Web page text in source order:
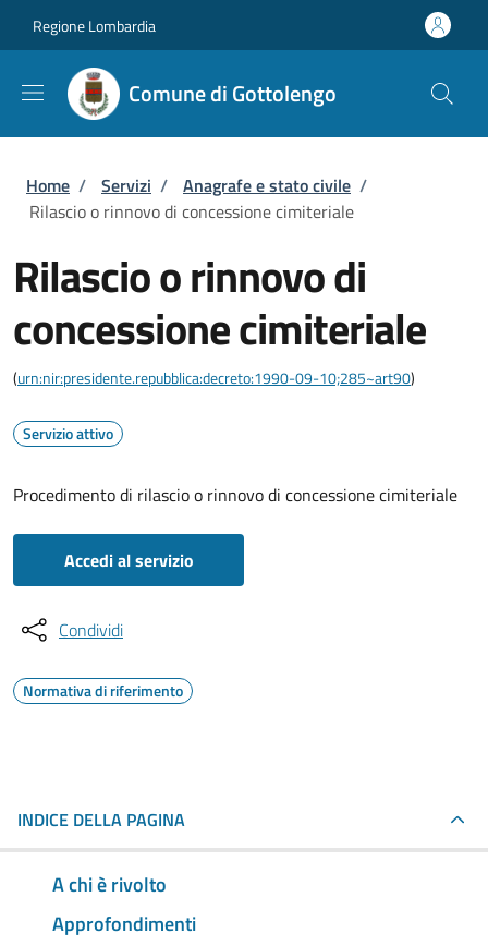
Regione Lombardia
Comune di Gottolengo
Briciole di pane
Home / Servizi / Anagrafe e stato civile /
Rilascio o rinnovo di concessione cimiteriale
Rilascio o rinnovo di
concessione cimiteriale
(urn:nir:presidente.repubblica:decreto:1990-09-10;285~art90)
Servizio attivo
Procedimento di rilascio o rinnovo di concessione cimiteriale
Accedi al servizio
Condividi
Normativa di riferimento
INDICE DELLA PAGINA
A chi è rivolto
Approfondimenti